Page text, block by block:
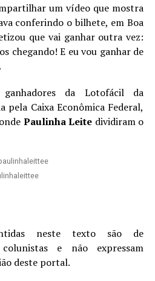
um vídeo que mostra
conferindo o bilhete, em Boa
que vai ganhar outra vez:
chegando! E eu vou ganhar de
da Lotofácil da
pela Caixa Econômica Federal,
Paulinha Leite dividiram o
neste texto são de
e não expressam
deste portal.